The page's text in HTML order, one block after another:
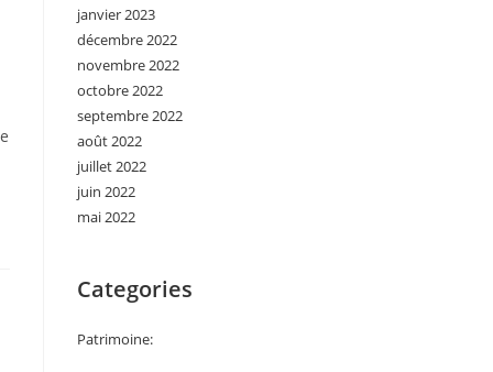
janvier 2023
décembre 2022
novembre 2022
octobre 2022
septembre 2022
août 2022
juillet 2022
juin 2022
mai 2022
Categories
Patrimoine: